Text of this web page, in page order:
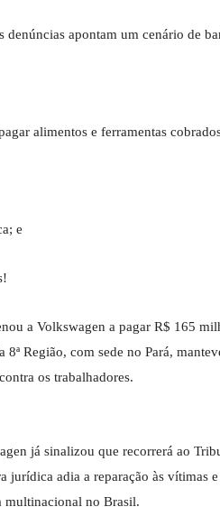
apontam um cenário de
alimentos e ferramentas
e
a Volkswagen a pagar R$ 165
Região, com sede no Pará,
os trabalhadores.
já sinalizou que recorrerá ao
jurídica adia a reparação às vítimas
multinacional no Brasil.